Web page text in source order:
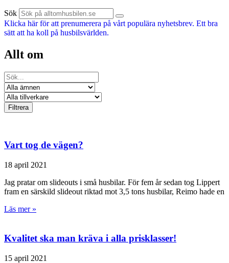
Sök
Klicka här för att prenumerera på vårt populära nyhetsbrev. Ett bra
sätt att ha koll på husbilsvärlden.
Allt om
Vart tog de vägen?
18 april 2021
Jag pratar om slideouts i små husbilar. För fem år sedan tog Lippert
fram en särskild slideout riktad mot 3,5 tons husbilar, Reimo hade en
Läs mer »
Kvalitet ska man kräva i alla prisklasser!
15 april 2021